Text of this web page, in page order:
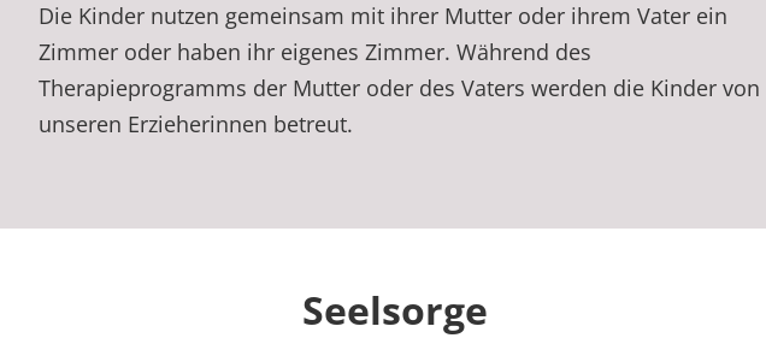
Die Kinder nutzen gemeinsam mit ihrer Mutter oder ihrem Vater ein
Zimmer oder haben ihr eigenes Zimmer. Während des
Therapieprogramms der Mutter oder des Vaters werden die Kinder von
unseren Erzieherinnen betreut.
Seelsorge